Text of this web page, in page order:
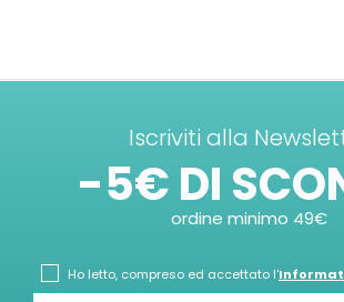
Iscriviti alla
-5€ DI
ordine minimo 49€
Ho letto, compreso ed accettato l'